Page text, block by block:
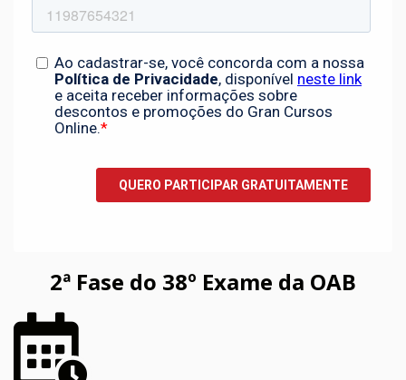
2ª Fase do 38º Exame da OAB